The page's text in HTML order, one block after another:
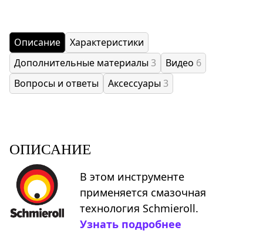
Описание
Характеристики
Дополнительные материалы3 Видео 6
Вопросы и ответы
Аксессуары3
ОПИСАНИЕ
В этом инструменте
применяется смазочная
технология Schmieroll.
Узнать подробнее